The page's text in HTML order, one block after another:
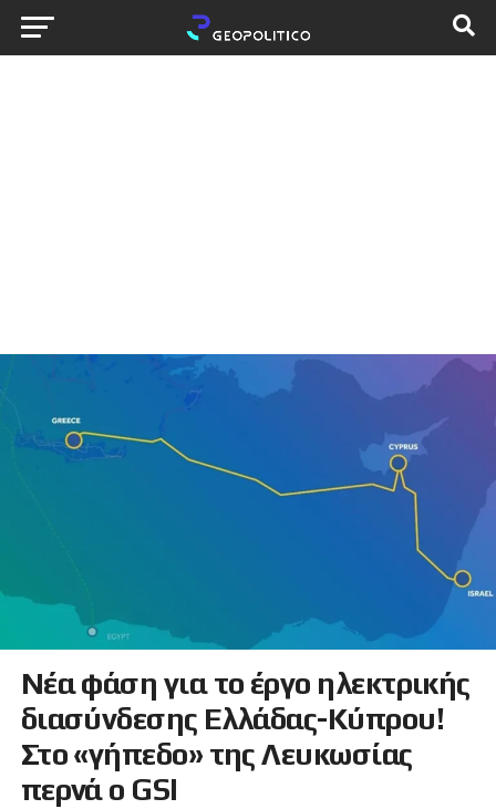
Νέα φάση για το έργο ηλεκτρικής
διασύνδεσης Ελλάδας-Κύπρου!
Στο «γήπεδο» της Λευκωσίας
περνά ο GSI